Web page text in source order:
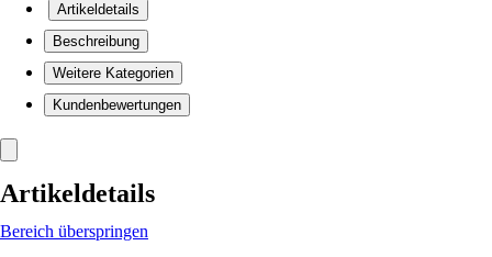
Artikeldetails
Beschreibung
Weitere Kategorien
Kundenbewertungen
Artikeldetails
Bereich überspringen